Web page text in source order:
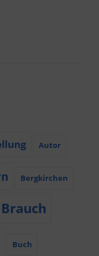
Autor
Bergkirchen
Brauch
Buch